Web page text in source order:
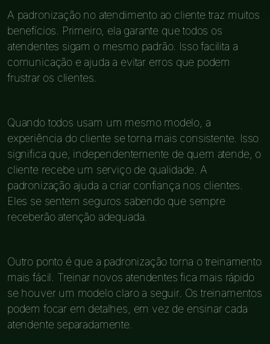
A padronização no atendimento ao cliente traz muitos
benefícios. Primeiro, ela garante que todos os
atendentes sigam o mesmo padrão. Isso facilita a
comunicação e ajuda a evitar erros que podem
frustrar os clientes.
Quando todos usam um mesmo modelo, a
experiência do cliente se torna mais consistente. Isso
significa que, independentemente de quem atende, o
cliente recebe um serviço de qualidade. A
padronização ajuda a criar confiança nos clientes.
Eles se sentem seguros sabendo que sempre
receberão atenção adequada.
Outro ponto é que a padronização torna o treinamento
mais fácil. Treinar novos atendentes fica mais rápido
se houver um modelo claro a seguir. Os treinamentos
podem focar em detalhes, em vez de ensinar cada
atendente separadamente.